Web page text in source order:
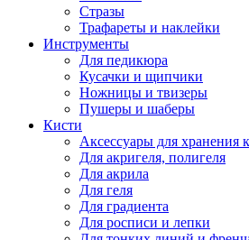
Стразы
Трафареты и наклейки
Инструменты
Для педикюра
Кусачки и щипчики
Ножницы и твизеры
Пушеры и шаберы
Кисти
Аксессуары для хранения
Для акригеля, полигеля
Для акрила
Для геля
Для градиента
Для росписи и лепки